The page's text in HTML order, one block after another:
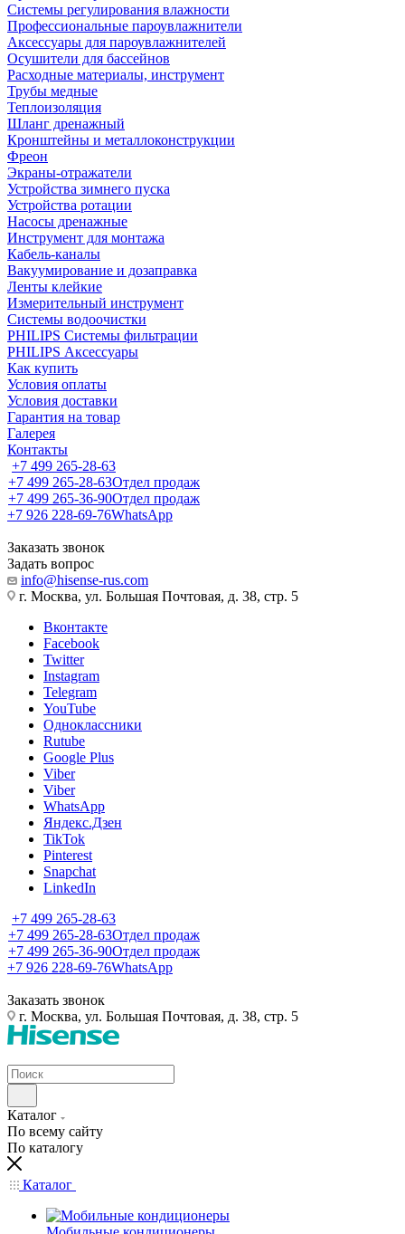
Системы регулирования влажности
Профессиональные пароувлажнители
Аксессуары для пароувлажнителей
Осушители для бассейнов
Расходные материалы, инструмент
Трубы медные
Теплоизоляция
Шланг дренажный
Кронштейны и металлоконструкции
Фреон
Экраны-отражатели
Устройства зимнего пуска
Устройства ротации
Насосы дренажные
Инструмент для монтажа
Кабель-каналы
Вакуумирование и дозаправка
Ленты клейкие
Измерительный инструмент
Системы водоочистки
PHILIPS Системы фильтрации
PHILIPS Аксессуары
Как купить
Условия оплаты
Условия доставки
Гарантия на товар
Галерея
Контакты
+7 499 265-28-63
+7 499 265-28-63Отдел продаж
+7 499 265-36-90Отдел продаж
+7 926 228-69-76WhatsApp
Заказать звонок
Задать вопрос
info@hisense-rus.com
г. Москва, ул. Большая Почтовая, д. 38, стр. 5
Вконтакте
Facebook
Twitter
Instagram
Telegram
YouTube
Одноклассники
Rutube
Google Plus
Viber
Viber
WhatsApp
Яндекс.Дзен
TikTok
Pinterest
Snapchat
LinkedIn
+7 499 265-28-63
+7 499 265-28-63Отдел продаж
+7 499 265-36-90Отдел продаж
+7 926 228-69-76WhatsApp
Заказать звонок
г. Москва, ул. Большая Почтовая, д. 38, стр. 5
Каталог
По всему сайту
По каталогу
Каталог